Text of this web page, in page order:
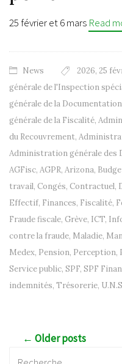
25 février et 6 mars Read
News 2026, 25
générale de l'Inspection
générale de la
générale de la Fiscalité,
du Recouvrement,
Administration générale des
AGFisc, AGPR, Arizona,
travail, Congés, Contractuel,
Effectif, Finances, Fiscalité,
Fraude fiscale, Grève, ICT,
contre la fraude, Maladie,
Medex, Pension, Perception,
Service public, SPF, SPF
indemnités, Trésorerie,
Post
← Older posts